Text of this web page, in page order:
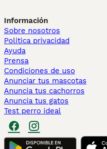
Información
Sobre nosotros
Politica privacidad
Ayuda
Prensa
Condiciones de uso
Anunciar tus mascotas
Anuncia tus cachorros
Anuncia tus gatos
Test perro ideal